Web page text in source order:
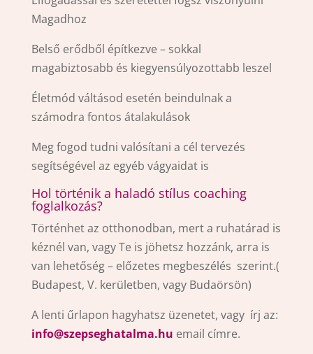
Magadhoz
Belső erődből építkezve – sokkal
magabiztosabb és kiegyensúlyozottabb leszel
Életmód váltásod esetén beindulnak a
számodra fontos átalakulások
Meg fogod tudni valósítani a cél tervezés
segítségével az egyéb vágyaidat is
Hol történik a haladó stílus coaching
foglalkozás?
Történhet az otthonodban, mert a ruhatárad is
kéznél van, vagy Te is jöhetsz hozzánk, arra is
van lehetőség – előzetes megbeszélés szerint.(
Budapest, V. kerületben, vagy Budaörsön)
A lenti űrlapon hagyhatsz üzenetet, vagy írj az:
info@szepseghatalma.hu email címre.